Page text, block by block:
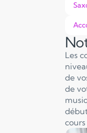
Les
de
de